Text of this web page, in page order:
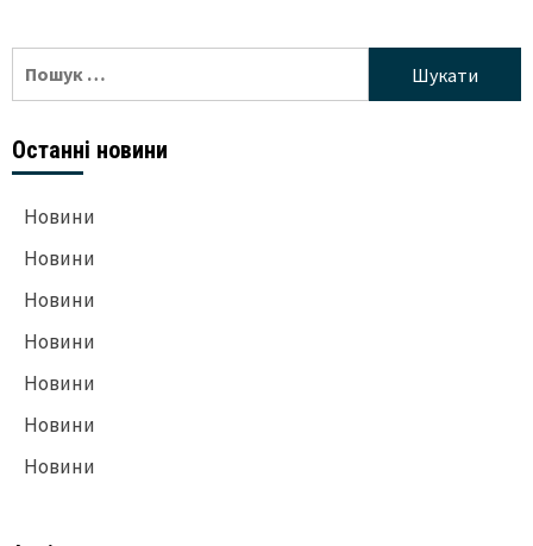
Останні новини
Новини
Новини
Новини
Новини
Новини
Новини
Новини